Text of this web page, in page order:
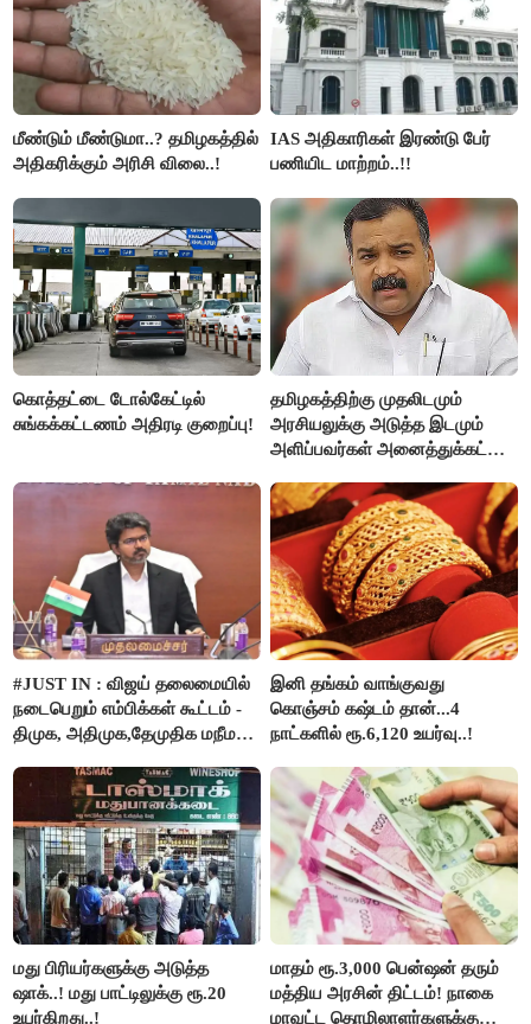
மீண்டும் மீண்டுமா..? தமிழகத்தில்
அதிகரிக்கும் அரிசி விலை..!
IAS அதிகாரிகள் இரண்டு பேர்
பணியிட மாற்றம்..!!
கொத்தட்டை டோல்கேட்டில்
சுங்கக்கட்டணம் அதிரடி குறைப்பு!
தமிழகத்திற்கு முதலிடமும்
அரசியலுக்கு அடுத்த இடமும்
அளிப்பவர்கள் அனைத்துக்கட்சி
பங்கேற்பார்கள் - மாணிக்கம்
தாகூர்..!!
#JUST IN : விஜய் தலைமையில்
நடைபெறும் எம்பிக்கள் கூட்டம் -
திமுக, அதிமுக,தேமுதிக மநீம
இனி தங்கம் வாங்குவது
கொஞ்சம் கஷ்டம் தான்...4
நாட்களில் ரூ.6,120 உயர்வு..!
மது பிரியர்களுக்கு அடுத்த
ஷாக்..! மது பாட்டிலுக்கு ரூ.20
உயர்கிறது..!
மாதம் ரூ.3,000 பென்ஷன் தரும்
மத்திய அரசின் திட்டம்! நாகை
மாவட்ட தொழிலாளர்களுக்கு